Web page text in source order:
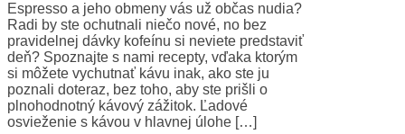
Espresso a jeho obmeny vás už občas nudia?
Radi by ste ochutnali niečo nové, no bez
pravidelnej dávky kofeínu si neviete predstaviť
deň? Spoznajte s nami recepty, vďaka ktorým
si môžete vychutnať kávu inak, ako ste ju
poznali doteraz, bez toho, aby ste prišli o
plnohodnotný kávový zážitok. Ľadové
osvieženie s kávou v hlavnej úlohe […]